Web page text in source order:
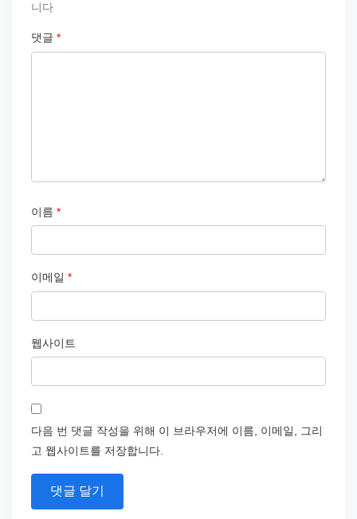
니다
댓글 *
이름 *
이메일 *
웹사이트
다음 번 댓글 작성을 위해 이 브라우저에 이름, 이메일, 그리
고 웹사이트를 저장합니다.